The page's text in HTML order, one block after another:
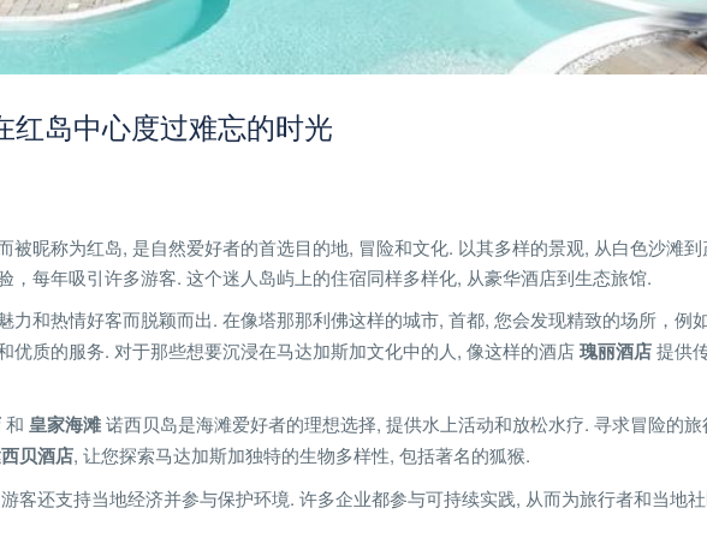
红岛中心度过难忘的时光
被昵称为红岛, 是自然爱好者的首选目的地, 冒险和文化. 以其多样的景观, 从白色沙滩
，每年吸引许多游客. 这个迷人岛屿上的住宿同样多样化, 从豪华酒店到生态旅馆.
力和热情好客而脱颖而出. 在像塔那那利佛这样的城市, 首都, 您会发现精致的场所，例
优质的服务. 对于那些想要沉浸在马达加斯加文化中的人, 像这样的酒店瑰丽酒店提供
和 皇家海滩诺西贝岛是海滩爱好者的理想选择, 提供水上活动和放松水疗. 寻求冒险的旅
贝酒店, 让您探索马达加斯加独特的生物多样性, 包括著名的狐猴.
客还支持当地经济并参与保护环境. 许多企业都参与可持续实践, 从而为旅行者和当地